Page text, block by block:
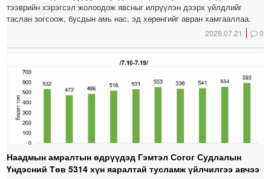
тээврийн хэрэгсэл жолоодож явсныг илрүүлэн дээрх үйлдлийг
таслан зогсоож, бусдын амь нас, эд хөрөнгийг авран хамгааллаа.
2026.07.21 0
Наадмын амралтын өдрүүдэд Гэмтэл Согог Судлалын
Үндэсний Төв 5314 хүн яаралтай тусламж үйлчилгээ авчээ